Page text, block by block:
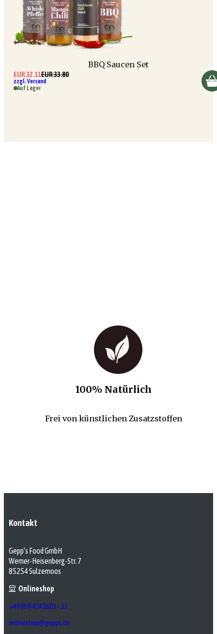
BBQ Saucen Set
EUR 32.11EUR 33.80
zzgl. Versand
Auf Lager
100% Natürlich
Frei von künstlichen Zusatzstoffen
Kontakt
Gepp’s Food GmbH
Werner-Heisenberg-Str. 7
85254 Sulzemoos
Onlineshop
+49 (89) 4141603 - 33
onlineshop@gepps.de